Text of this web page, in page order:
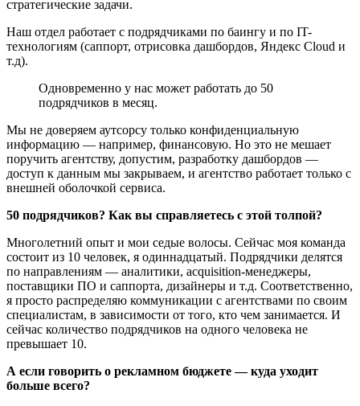
стратегические задачи.
Наш отдел работает с подрядчиками по баингу и по IT-
технологиям (саппорт, отрисовка дашбордов, Яндекс Cloud и
т.д).
Одновременно у нас может работать до 50
подрядчиков в месяц.
Мы не доверяем аутсорсу только конфиденциальную
информацию — например, финансовую. Но это не мешает
поручить агентству, допустим, разработку дашбордов —
доступ к данным мы закрываем, и агентство работает только с
внешней оболочкой сервиса.
50 подрядчиков? Как вы справляетесь с этой толпой?
Многолетний опыт и мои седые волосы. Сейчас моя команда
состоит из 10 человек, я одиннадцатый. Подрядчики делятся
по направлениям — аналитики, acquisition-менеджеры,
поставщики ПО и саппорта, дизайнеры и т.д. Соответственно,
я просто распределяю коммуникации с агентствами по своим
специалистам, в зависимости от того, кто чем занимается. И
сейчас количество подрядчиков на одного человека не
превышает 10.
А если говорить о рекламном бюджете — куда уходит
больше всего?